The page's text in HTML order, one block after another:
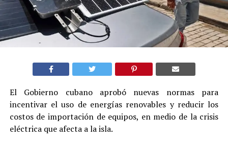
El Gobierno cubano aprobó nuevas normas para
incentivar el uso de energías renovables y reducir los
costos de importación de equipos, en medio de la crisis
eléctrica que afecta a la isla.